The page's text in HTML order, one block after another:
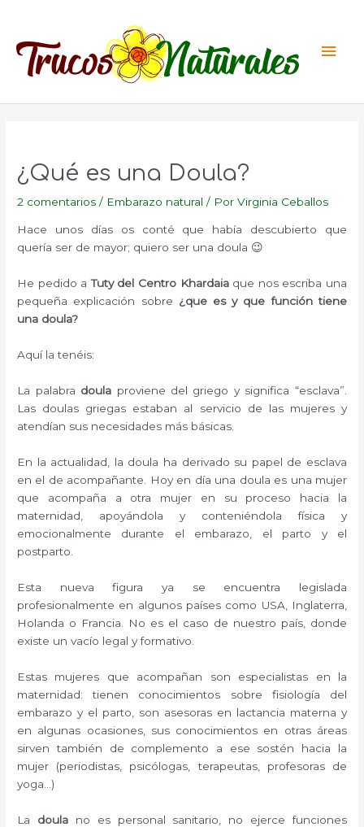
contenido
¿Qué es una Doula?
2 comentarios / Embarazo natural / PorVirginia Ceballos
Hace unos días os conté que había descubierto que
quería ser de mayor; quiero ser una doula 😉
He pedido aTuty del Centro Khardaiaque nos escriba una
pequeña explicación sobre ¿que es y que función tiene
una doula?
Aquí la tenéis:
La palabra doula proviene del griego y significa “esclava”.
Las doulas griegas estaban al servicio de las mujeres y
atendían sus necesidades más básicas.
En la actualidad, la doula ha derivado su papel de esclava
en el de acompañante. Hoy en día una doula es una mujer
que acompaña a otra mujer en su proceso hacia la
maternidad, apoyándola y conteniéndola física y
emocionalmente durante el embarazo, el parto y el
postparto.
Esta nueva figura ya se encuentra legislada
profesionalmente en algunos países como USA, Inglaterra,
Holanda o Francia. No es el caso de nuestro país, donde
existe un vacío legal y formativo.
Estas mujeres que acompañan son especialistas en la
maternidad: tienen conocimientos sobre fisiología del
embarazo y el parto, son asesoras en lactancia materna y
en algunas ocasiones, sus conocimientos en otras áreas
sirven también de complemento a ese sostén hacia la
mujer (periodistas, psicólogas, terapeutas, profesoras de
yoga…)
La doulano es personal sanitario, no ejerce funciones